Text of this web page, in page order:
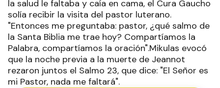
la salud le faltaba y caía en cama, el Cura Gaucho
solía recibir la visita del pastor luterano.
"Entonces me preguntaba: pastor, ¿qué salmo de
la Santa Biblia me trae hoy? Compartíamos la
Palabra, compartíamos la oración".Mikulas evocó
que la noche previa a la muerte de Jeannot
rezaron juntos el Salmo 23, que dice: "El Señor es
mi Pastor, nada me faltará".